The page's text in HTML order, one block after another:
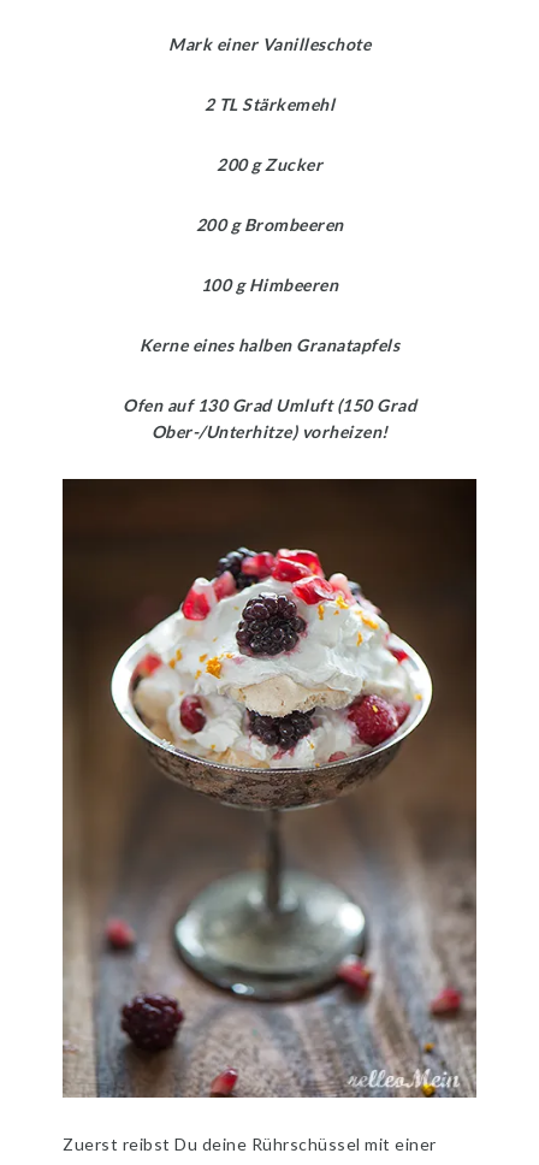
Mark einer Vanilleschote
2 TL Stärkemehl
200 g Zucker
200 g Brombeeren
100 g Himbeeren
Kerne eines halben Granatapfels
Ofen auf 130 Grad Umluft (150 Grad
Ober-/Unterhitze) vorheizen!
Zuerst reibst Du deine Rührschüssel mit einer